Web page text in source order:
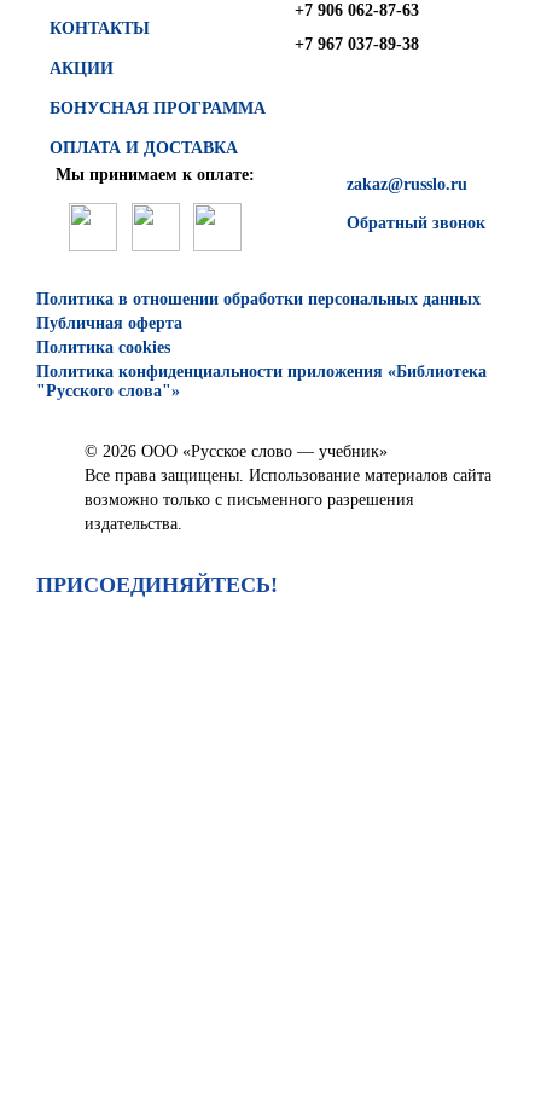
КОНТАКТЫ
АКЦИИ
БОНУСНАЯ ПРОГРАММА
ОПЛАТА И ДОСТАВКА
+7 906 062-87-63
+7 967 037-89-38
zakaz@russlo.ru
Обратный звонок
Мы принимаем к оплате:
Политика в отношении обработки персональных данных
Публичная оферта
Политика cookies
Политика конфиденциальности приложения «Библиотека
"Русского слова"»
© 2026 ООО «Русское слово — учебник»
Все права защищены. Использование материалов сайта
возможно только с письменного разрешения
издательства.
ПРИСОЕДИНЯЙТЕСЬ!